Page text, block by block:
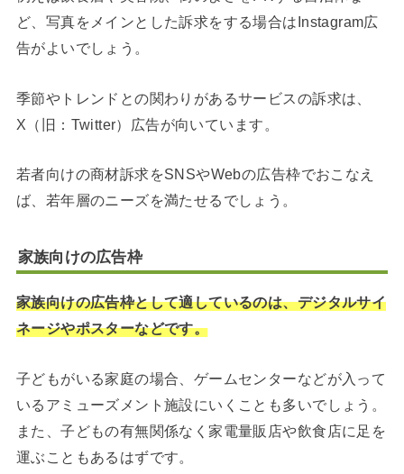
ど、写真をメインとした訴求をする場合はInstagram広
告がよいでしょう。
季節やトレンドとの関わりがあるサービスの訴求は、
X（旧：Twitter）広告が向いています。
若者向けの商材訴求をSNSやWebの広告枠でおこなえ
ば、若年層のニーズを満たせるでしょう。
家族向けの広告枠
家族向けの広告枠として適しているのは、デジタルサイ
ネージやポスターなどです。
子どもがいる家庭の場合、ゲームセンターなどが入って
いるアミューズメント施設にいくことも多いでしょう。
また、子どもの有無関係なく家電量販店や飲食店に足を
運ぶこともあるはずです。